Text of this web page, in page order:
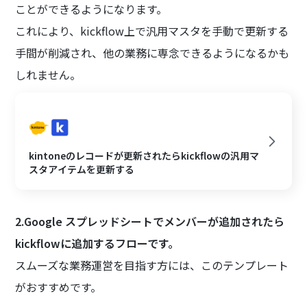
ことができるようになります。
これにより、kickflow上で汎用マスタを手動で更新する
手間が削減され、他の業務に専念できるようになるかも
しれません。
kintoneのレコードが更新されたらkickflowの汎用マ
スタアイテムを更新する
2.Google スプレッドシートでメンバーが追加されたら
kickflowに追加するフローです。
スムーズな業務運営を目指す方には、このテンプレート
がおすすめです。